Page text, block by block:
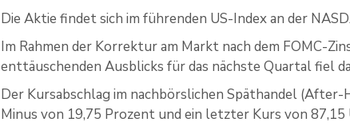
Die Aktie findet sich im führenden US-Index an der
Im Rahmen der Korrektur am Markt nach dem FOMC-
enttäuschenden Ausblicks für das nächste Quartal fiel
Der Kursabschlag im nachbörslichen Späthandel
Minus von 19,75 Prozent und ein letzter Kurs von 87,15